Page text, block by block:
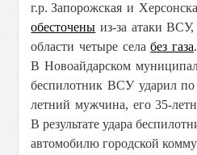
г.р.Запорожская и
обесточены из-за атаки
области четыре селабез газа.
В Новоайдарском
беспилотник ВСУ ударил
летний мужчина, его 35-
В результате удара
автомобилю городской